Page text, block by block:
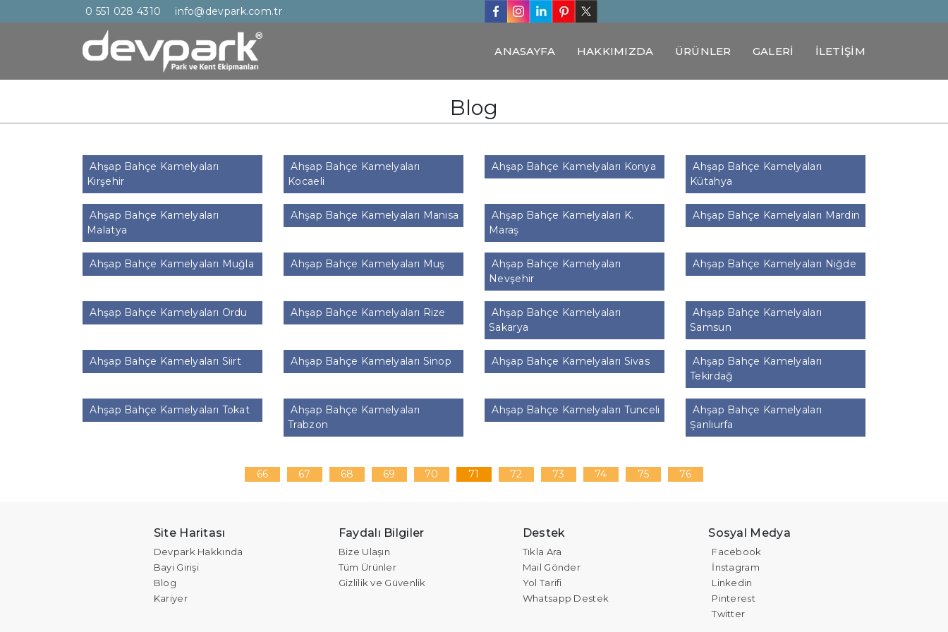
0 551 028 4310 info@devpark.com.tr
ANASAYFA HAKKIMIZDA ÜRÜNLER GALERİ İLETİŞİM
Blog
Ahşap Bahçe Kamelyaları
Kırşehir
Ahşap Bahçe Kamelyaları
Kocaeli
Ahşap Bahçe Kamelyaları Konya
Ahşap Bahçe Kamelyaları
Kütahya
Ahşap Bahçe Kamelyaları
Malatya
Ahşap Bahçe Kamelyaları Manisa
Ahşap Bahçe Kamelyaları K.
Maraş
Ahşap Bahçe Kamelyaları Mardin
Ahşap Bahçe Kamelyaları Muğla Ahşap Bahçe Kamelyaları Muş
Ahşap Bahçe Kamelyaları
Nevşehir
Ahşap Bahçe Kamelyaları Niğde
Ahşap Bahçe Kamelyaları Ordu Ahşap Bahçe Kamelyaları Rize
Ahşap Bahçe Kamelyaları
Sakarya
Ahşap Bahçe Kamelyaları
Samsun
Ahşap Bahçe Kamelyaları Siirt Ahşap Bahçe Kamelyaları Sinop Ahşap Bahçe Kamelyaları Sivas
Ahşap Bahçe Kamelyaları
Tekirdağ
Ahşap Bahçe Kamelyaları Tokat
Ahşap Bahçe Kamelyaları
Trabzon
Ahşap Bahçe Kamelyaları Tunceli
Ahşap Bahçe Kamelyaları
Şanlıurfa
66 67 68 69 70 71 72 73 74 75 76
Site Haritası
Devpark Hakkında
Bayi Girişi
Blog
Kariyer
Faydalı Bilgiler
Bize Ulaşın
Tüm Ürünler
Gizlilik ve Güvenlik
Destek
Tıkla Ara
Mail Gönder
Yol Tarifi
Whatsapp Destek
Sosyal Medya
Facebook
İnstagram
Linkedin
Pinterest
Twitter